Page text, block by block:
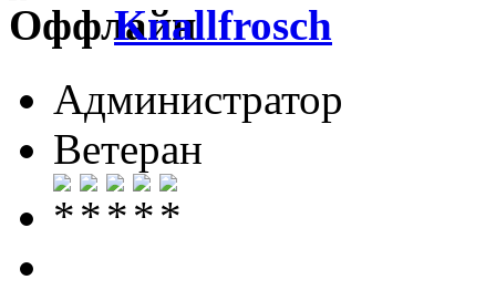
Knallfrosch
Администратор
Ветеран